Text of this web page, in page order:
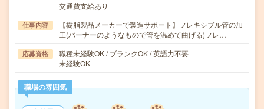
交通費支給あり
仕事内容
【樹脂製品メーカーで製造サポート】フレキシブル管の加
工(バーナーのようなもので管を温めて曲げる)フレ…
応募資格
職種未経験OK / ブランクOK / 英語力不要
未経験OK
職場の雰囲気